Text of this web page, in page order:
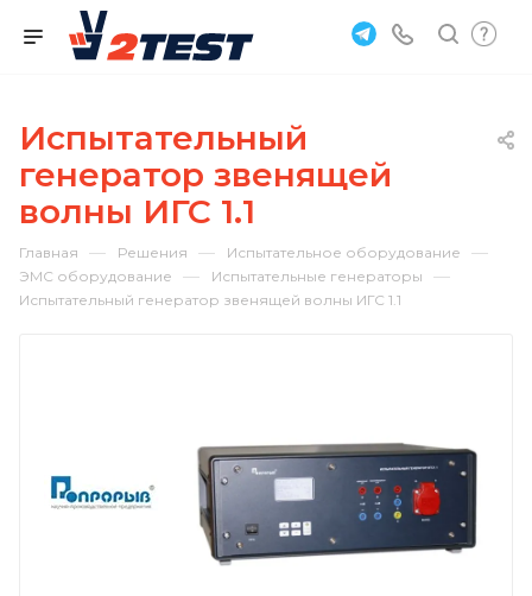
Испытательный
генератор звенящей
волны ИГС 1.1
Главная — Решения — Испытательное оборудование —
ЭМС оборудование — Испытательные генераторы —
Испытательный генератор звенящей волны ИГС 1.1